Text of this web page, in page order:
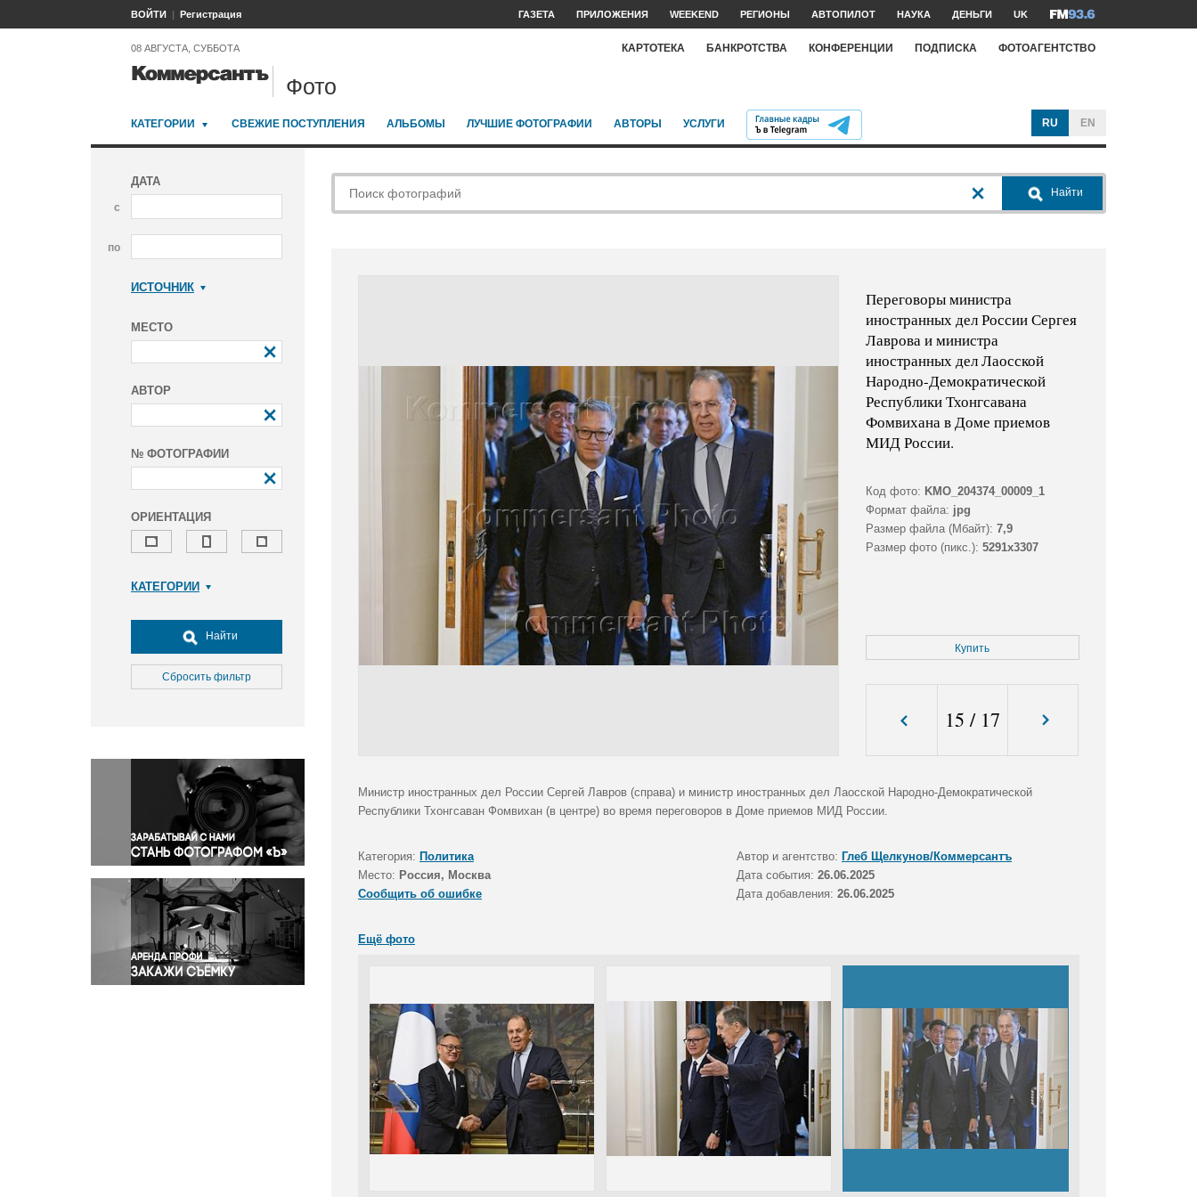
ВОЙТИ Регистрация ГАЗЕТА ПРИЛОЖЕНИЯ WEEKEND РЕГИОНЫ АВТОПИЛОТ НАУКА ДЕНЬГИ UK
08 АВГУСТА, СУББОТА КАРТОТЕКА БАНКРОТСТВА КОНФЕРЕНЦИИ ПОДПИСКА ФОТОАГЕНТСТВО
Фото
КАТЕГОРИИ СВЕЖИЕ ПОСТУПЛЕНИЯ АЛЬБОМЫ ЛУЧШИЕ ФОТОГРАФИИ АВТОРЫ УСЛУГИ RU EN
ДАТА
с
по
ИСТОЧНИК
МЕСТО
АВТОР
№ ФОТОГРАФИИ
ОРИЕНТАЦИЯ
КАТЕГОРИИ
Досуг, туризм и отдых
Культура
Медицина
Окружающая среда
Политика
Правосудие
Происшествия и конфликты
Религия
Светская жизнь
Спорт
Экология
Экономика и бизнес
Найти
Сбросить фильтр
Найти
Переговоры министра
иностранных дел России Сергея
Лаврова и министра
иностранных дел Лаосской
Народно-Демократической
Республики Тхонгсавана
Фомвихана в Доме приемов
МИД России.
Код фото: KMO_204374_00009_1
Формат файла: jpg
Размер файла (Мбайт): 7,9
Размер фото (пикс.): 5291x3307
Купить
15 / 17
Министр иностранных дел России Сергей Лавров (справа) и министр иностранных дел Лаосской Народно-Демократической
Республики Тхонгсаван Фомвихан (в центре) во время переговоров в Доме приемов МИД России.
Категория: Политика Автор и агентство: Глеб Щелкунов/Коммерсантъ
Место: Россия, Москва Дата события: 26.06.2025
Сообщить об ошибке
Дата добавления: 26.06.2025
Ещё фото